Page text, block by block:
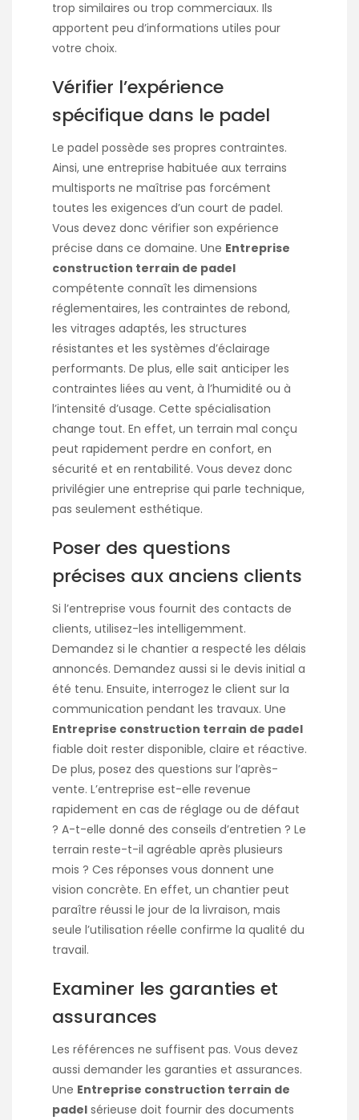
trop similaires ou trop commerciaux. Ils
apportent peu d’informations utiles pour
votre choix.
Vérifier l’expérience
spécifique dans le padel
Le padel possède ses propres contraintes.
Ainsi, une entreprise habituée aux terrains
multisports ne maîtrise pas forcément
toutes les exigences d’un court de padel.
Vous devez donc vérifier son expérience
précise dans ce domaine. Une Entreprise
construction terrain de padel
compétente connaît les dimensions
réglementaires, les contraintes de rebond,
les vitrages adaptés, les structures
résistantes et les systèmes d’éclairage
performants. De plus, elle sait anticiper les
contraintes liées au vent, à l’humidité ou à
l’intensité d’usage. Cette spécialisation
change tout. En effet, un terrain mal conçu
peut rapidement perdre en confort, en
sécurité et en rentabilité. Vous devez donc
privilégier une entreprise qui parle technique,
pas seulement esthétique.
Poser des questions
précises aux anciens clients
Si l’entreprise vous fournit des contacts de
clients, utilisez-les intelligemment.
Demandez si le chantier a respecté les délais
annoncés. Demandez aussi si le devis initial a
été tenu. Ensuite, interrogez le client sur la
communication pendant les travaux. Une
Entreprise construction terrain de padel
fiable doit rester disponible, claire et réactive.
De plus, posez des questions sur l’après-
vente. L’entreprise est-elle revenue
rapidement en cas de réglage ou de défaut
? A-t-elle donné des conseils d’entretien ? Le
terrain reste-t-il agréable après plusieurs
mois ? Ces réponses vous donnent une
vision concrète. En effet, un chantier peut
paraître réussi le jour de la livraison, mais
seule l’utilisation réelle confirme la qualité du
travail.
Examiner les garanties et
assurances
Les références ne suffisent pas. Vous devez
aussi demander les garanties et assurances.
Une Entreprise construction terrain de
padel sérieuse doit fournir des documents